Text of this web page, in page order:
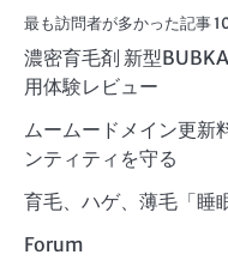
最も訪問者が多かった記事
濃密育毛剤 新型
用体験レビュー
ムームードメイン更新
ンティティを守る
育毛、ハゲ、薄毛「睡
Forum